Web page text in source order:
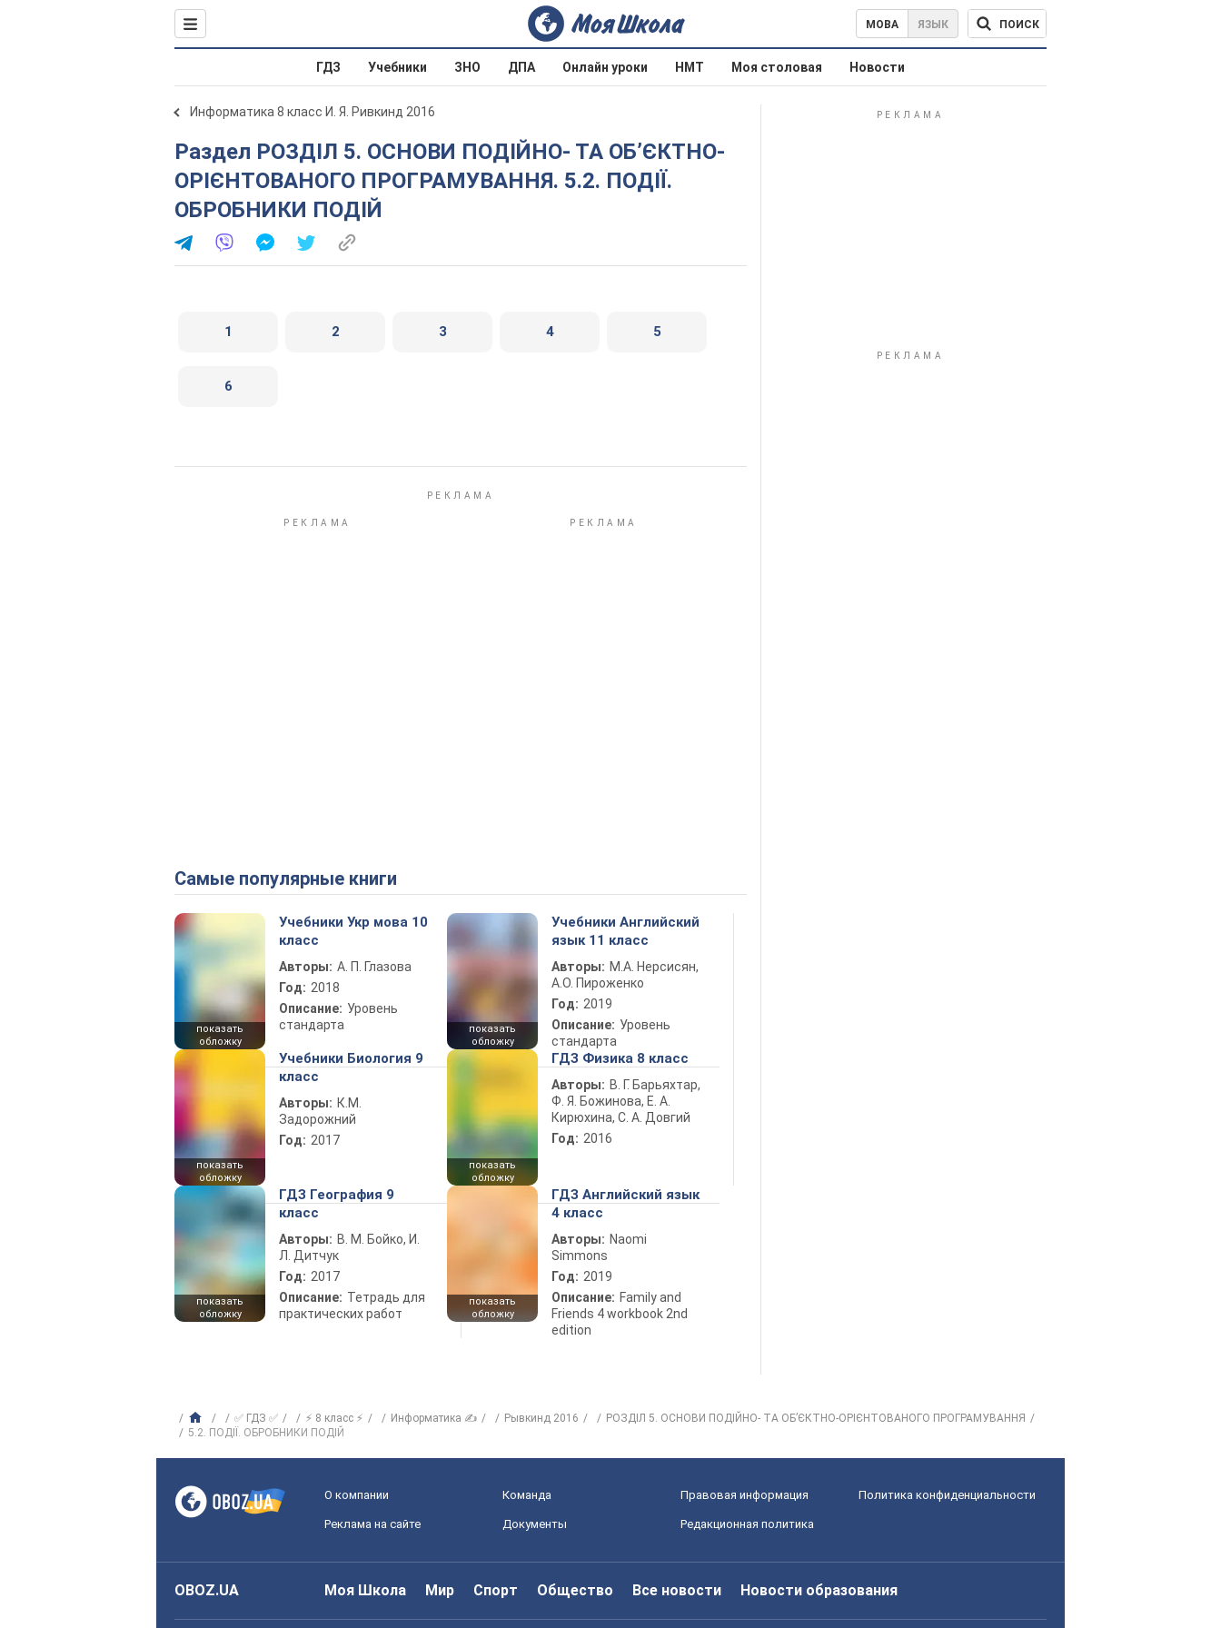
МОВА ЯЗЫК ПОИСК
ГДЗ Учебники ЗНО ДПА Онлайн уроки НМТ Моя столовая Новости
Информатика 8 класс И. Я. Ривкинд 2016
Раздел РОЗДІЛ 5. ОСНОВИ ПОДІЙНО- ТА ОБ’ЄКТНО-
ОРІЄНТОВАНОГО ПРОГРАМУВАННЯ. 5.2. ПОДІЇ.
ОБРОБНИКИ ПОДІЙ
1 2 3 4 5
6
Самые популярные книги
показать
обложку
Учебники Укр мова 10
класс
Авторы: А. П. Глазова
Год: 2018
Описание: Уровень
стандарта
показать
обложку
Учебники Английский
язык 11 класс
Авторы: М.А. Нерсисян,
А.О. Пироженко
Год: 2019
Описание: Уровень
стандарта
показать
обложку
Учебники Биология 9
класс
Авторы: К.М.
Задорожний
Год: 2017
показать
обложку
ГДЗ Физика 8 класс
Авторы: В. Г. Барьяхтар,
Ф. Я. Божинова, Е. А.
Кирюхина, С. А. Довгий
Год: 2016
показать
обложку
ГДЗ География 9
класс
Авторы: В. М. Бойко, И.
Л. Дитчук
Год: 2017
Описание: Тетрадь для
практических работ
показать
обложку
ГДЗ Английский язык
4 класс
Авторы: Naomi
Simmons
Год: 2019
Описание: Family and
Friends 4 workbook 2nd
edition
✅ ГДЗ ✅ ⚡ 8 класс ⚡ Информатика ✍ Рывкинд 2016
РОЗДІЛ 5. ОСНОВИ ПОДІЙНО- ТА ОБ’ЄКТНО-ОРІЄНТОВАНОГО ПРОГРАМУВАННЯ
5.2. ПОДІЇ. ОБРОБНИКИ ПОДІЙ
О компании Команда Правовая информация Политика конфиденциальности
Реклама на сайте Документы Редакционная политика
OBOZ.UA Моя Школа Мир Спорт Общество Все новости Новости образования